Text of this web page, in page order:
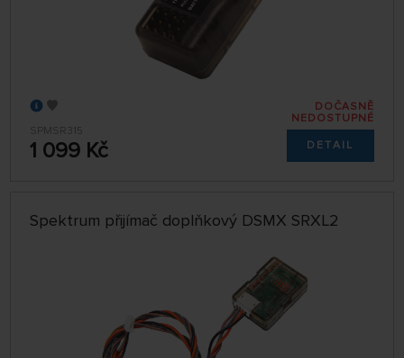
SPMSR315
1 099 Kč
DOČASNĚ
NEDOSTUPNÉ
DETAIL
Spektrum přijímač doplňkový DSMX SRXL2